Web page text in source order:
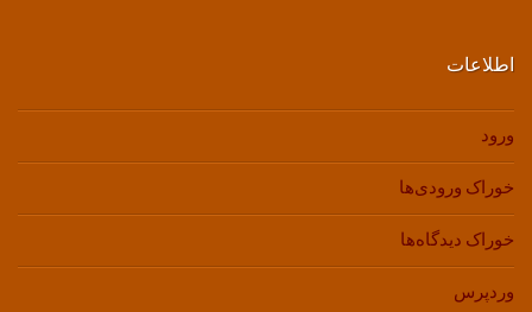
اطلاعات
ورود
خوراک ورودی‌ها
خوراک دیدگاه‌ها
وردپرس